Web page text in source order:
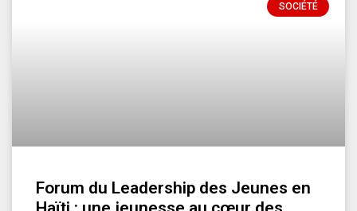
SOCIÉTÉ
Forum du Leadership des Jeunes en